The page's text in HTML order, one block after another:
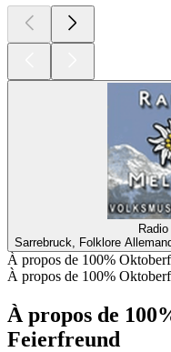
Sarrebruck, Folklore
À propos de 100%
À propos de 100%
À propos de
Feierfreund